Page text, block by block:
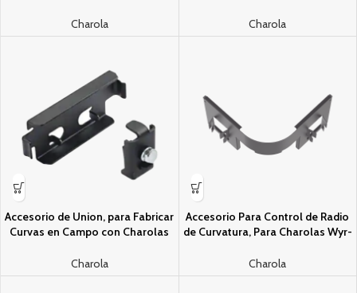
GridÂ® de Panduit, 50 mm de
Alto, Color Negro
Charola
Alto, Color Negro
Charola
Accesorio de Union, para Fabricar
Curvas en Campo con Charolas
Negro
Charola
Accesorio Para Control de Radio
de Curvatura, Para Charolas Wyr-
Charola